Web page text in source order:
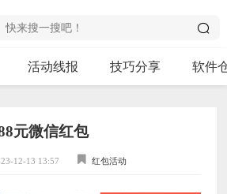
活动线报 技巧分享 软件
元微信红包
12-13 13:57 红包活动